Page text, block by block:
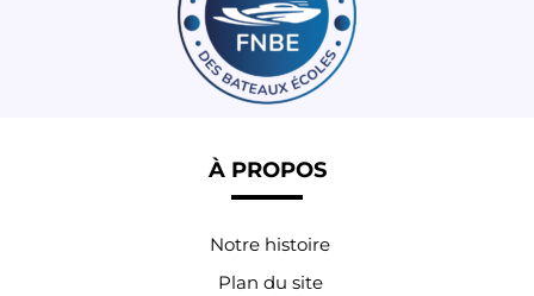
À PROPOS
Notre histoire
Plan du site